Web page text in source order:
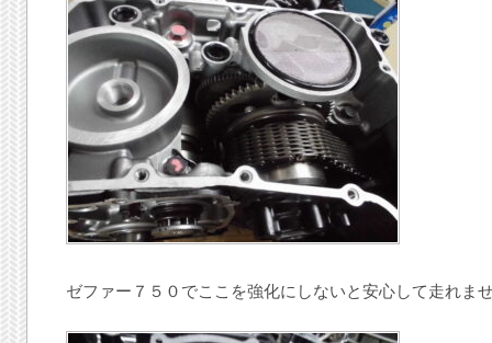
ゼファー７５０でここを強化にしないと安心して走れま